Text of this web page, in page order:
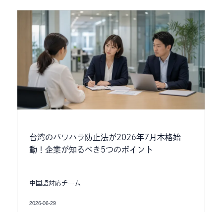
台湾のパワハラ防止法が2026年7月本格始
動！企業が知るべき5つのポイント
中国語対応チーム
2026-06-29